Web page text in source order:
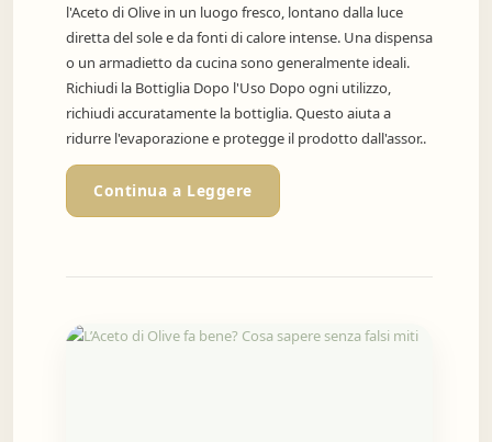
l'Aceto di Olive in un luogo fresco, lontano dalla luce
diretta del sole e da fonti di calore intense. Una dispensa
o un armadietto da cucina sono generalmente ideali.
Richiudi la Bottiglia Dopo l'Uso Dopo ogni utilizzo,
richiudi accuratamente la bottiglia. Questo aiuta a
ridurre l'evaporazione e protegge il prodotto dall'assor..
Continua a Leggere